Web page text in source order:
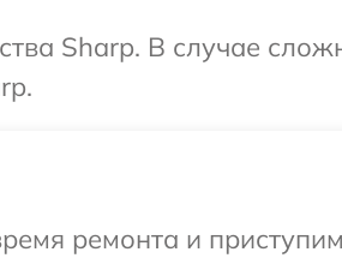
Sharp. В случае
ремонта и